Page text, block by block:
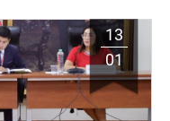
13
01